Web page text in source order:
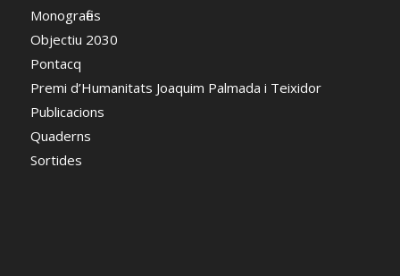
Monografies
Objectiu 2030
Pontacq
Premi d’Humanitats Joaquim Palmada i Teixidor
Publicacions
Quaderns
Sortides